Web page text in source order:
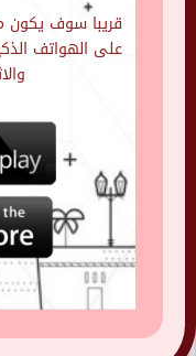
قريبا سوف يكون
على الهواتف